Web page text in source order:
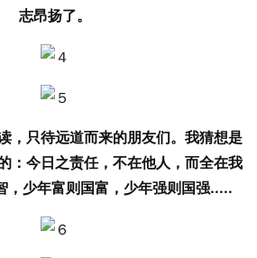
志昂扬了。
，只待远道而来的朋友们。 我猜想是
：今日之责任，不在他人，而全在我
，少年富则国富，少年强则国强.....